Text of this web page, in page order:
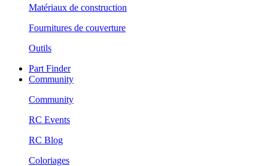
Matériaux de construction
Fournitures de couverture
Outils
Part Finder
Community
Community
RC Events
RC Blog
Coloriages